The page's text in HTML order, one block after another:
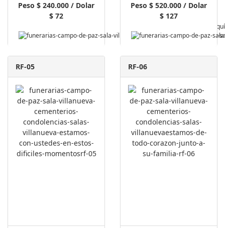
Peso $ 240.000 / Dolar
$ 72
Pagar Aquí
Peso $ 520.000 / Dolar
$ 127
RF-05 RF-06